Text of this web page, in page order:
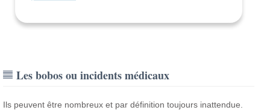
Les bobos ou incidents médicaux
Ils peuvent être nombreux et par définition toujours inattendue.